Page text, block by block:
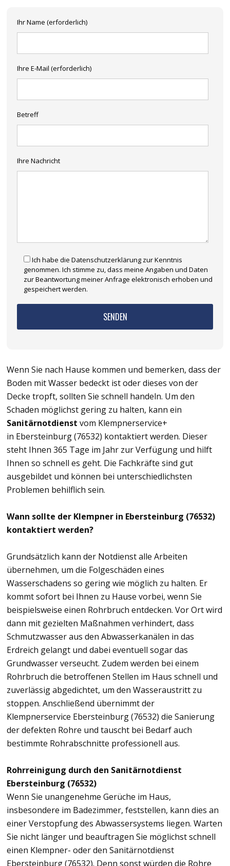
Ihr Name (erforderlich)
Ihre E-Mail (erforderlich)
Betreff
Ihre Nachricht
Ich habe die Datenschutzerklärung zur Kenntnis
genommen. Ich stimme zu, dass meine Angaben und Daten
zur Beantwortung meiner Anfrage elektronisch erhoben und
gespeichert werden.
Wenn Sie nach Hause kommen und bemerken, dass der
Boden mit Wasser bedeckt ist oder dieses von der
Decke tropft, sollten Sie schnell handeln. Um den
Schaden möglichst gering zu halten, kann ein
Sanitärnotdienst vom Klempnerservice+
in Ebersteinburg (76532) kontaktiert werden. Dieser
steht Ihnen 365 Tage im Jahr zur Verfügung und hilft
Ihnen so schnell es geht. Die Fachkräfte sind gut
ausgebildet und können bei unterschiedlichsten
Problemen behilflich sein.
Wann sollte der Klempner in Ebersteinburg (76532)
kontaktiert werden?
Grundsätzlich kann der Notdienst alle Arbeiten
übernehmen, um die Folgeschäden eines
Wasserschadens so gering wie möglich zu halten. Er
kommt sofort bei Ihnen zu Hause vorbei, wenn Sie
beispielsweise einen Rohrbruch entdecken. Vor Ort wird
dann mit gezielten Maßnahmen verhindert, dass
Schmutzwasser aus den Abwasserkanälen in das
Erdreich gelangt und dabei eventuell sogar das
Grundwasser verseucht. Zudem werden bei einem
Rohrbruch die betroffenen Stellen im Haus schnell und
zuverlässig abgedichtet, um den Wasseraustritt zu
stoppen. Anschließend übernimmt der
Klempnerservice Ebersteinburg (76532) die Sanierung
der defekten Rohre und tauscht bei Bedarf auch
bestimmte Rohrabschnitte professionell aus.
Rohrreinigung durch den Sanitärnotdienst
Ebersteinburg (76532)
Wenn Sie unangenehme Gerüche im Haus,
insbesondere im Badezimmer, feststellen, kann dies an
einer Verstopfung des Abwassersystems liegen. Warten
Sie nicht länger und beauftragen Sie möglichst schnell
einen Klempner- oder den Sanitärnotdienst
Ebersteinburg (76532). Denn sonst würden die Rohre